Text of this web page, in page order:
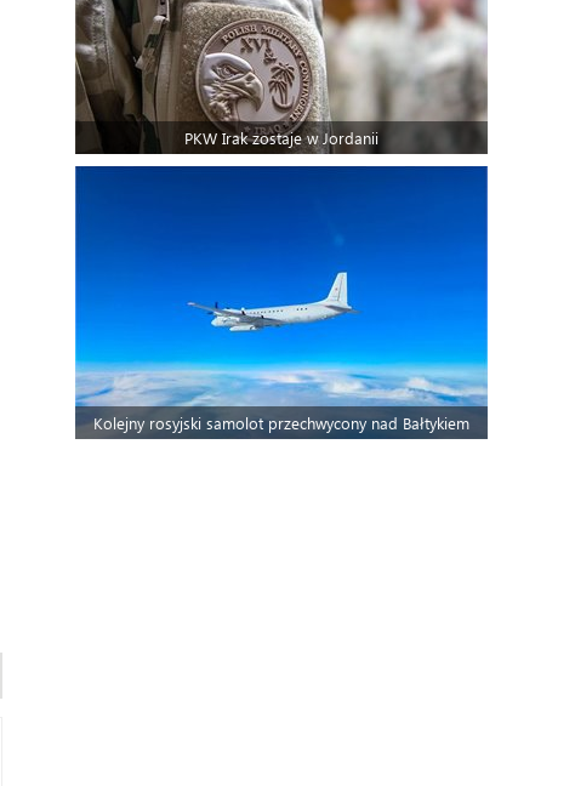
PKW Irak zostaje w Jordanii
Kolejny rosyjski samolot przechwycony nad Bałtykiem